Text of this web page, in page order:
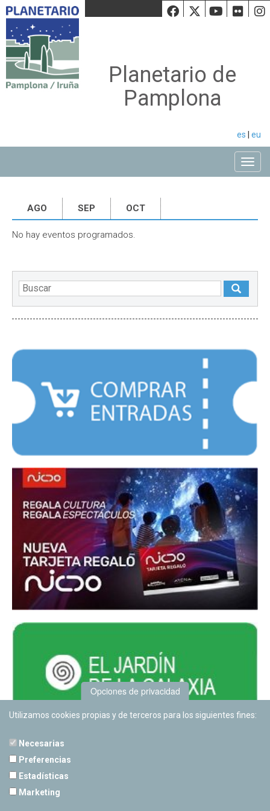
Facebook
Twiiter
Planetario de
Pamplona
es eu
AGO SEP OCT
No hay eventos programados.
Opciones de privacidad
Utilizamos cookies propias y de terceros para los siguientes fines:
Necesarias
Preferencias
Estadísticas
Marketing